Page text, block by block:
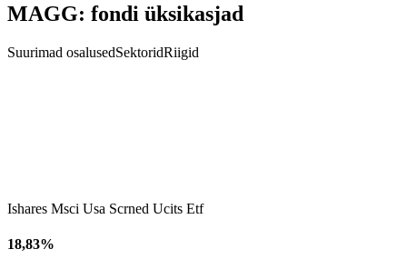
MAGG: fondi üksikasjad
Suurimad osalusedSektoridRiigid
Ishares Msci Usa Scrned Ucits Etf
18,83%